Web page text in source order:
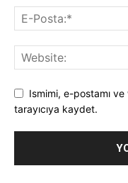
Ismimi, e-postamı
tarayıcıya kaydet.